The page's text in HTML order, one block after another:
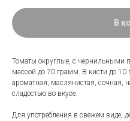
В
Томаты округлые, с чернильными
массой до 70 грамм. В кисти до
ароматная, маслянистая, сочная,
сладостью во вкусе.
Для употребления в свежем виде,